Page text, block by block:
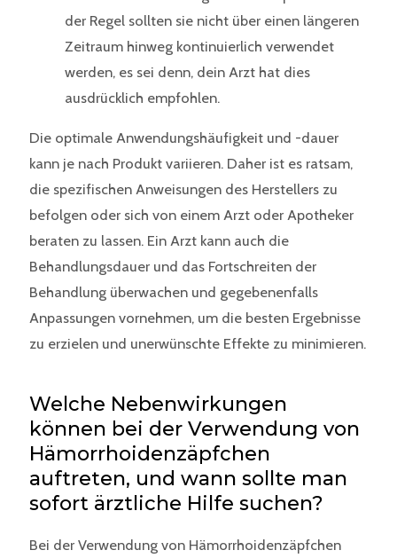
der Regel sollten sie nicht über einen längeren
Zeitraum hinweg kontinuierlich verwendet
werden, es sei denn, dein Arzt hat dies
ausdrücklich empfohlen.
Die optimale Anwendungshäufigkeit und -dauer
kann je nach Produkt variieren. Daher ist es ratsam,
die spezifischen Anweisungen des Herstellers zu
befolgen oder sich von einem Arzt oder Apotheker
beraten zu lassen. Ein Arzt kann auch die
Behandlungsdauer und das Fortschreiten der
Behandlung überwachen und gegebenenfalls
Anpassungen vornehmen, um die besten Ergebnisse
zu erzielen und unerwünschte Effekte zu minimieren.
Welche Nebenwirkungen
können bei der Verwendung von
Hämorrhoidenzäpfchen
auftreten, und wann sollte man
sofort ärztliche Hilfe suchen?
Bei der Verwendung von Hämorrhoidenzäpfchen